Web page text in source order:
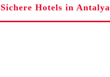
Sichere Hotels in Antalya